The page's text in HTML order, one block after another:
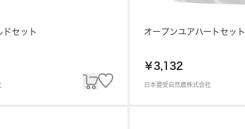
ドセット オープンユアハートセット
￥3,132
日本豊受自然農株式会社